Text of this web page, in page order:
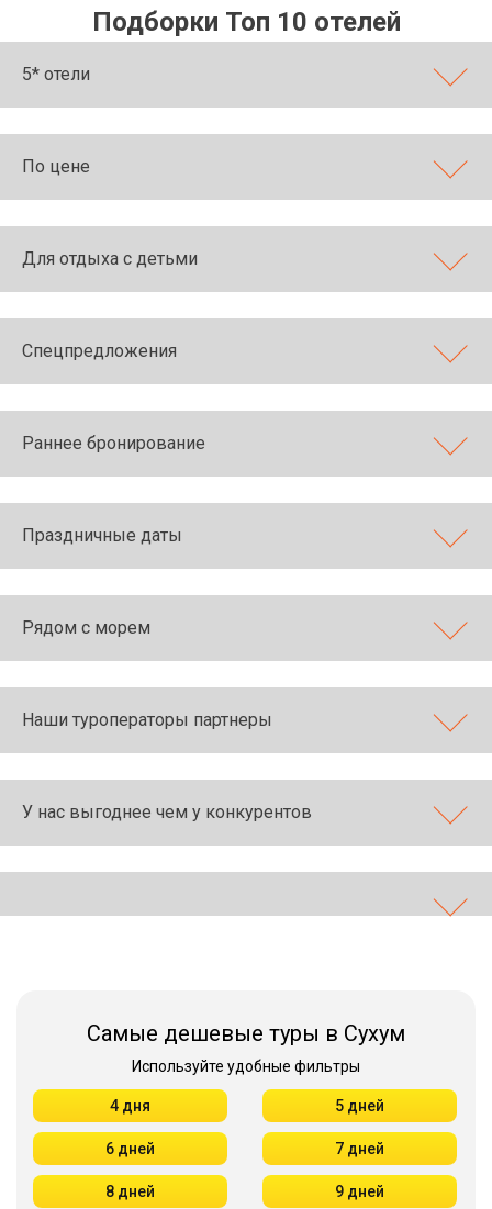
Подборки Топ 10 отелей
5* отели
По цене
Для отдыха с детьми
Спецпредложения
Раннее бронирование
Праздничные даты
Рядом с морем
Наши туроператоры партнеры
У нас выгоднее чем у конкурентов
Самые дешевые туры в Сухум
Используйте удобные фильтры
4 дня 5 дней
6 дней 7 дней
8 дней 9 дней